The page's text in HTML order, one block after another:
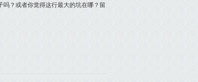
？或者你觉得这行最大的坑在哪？留